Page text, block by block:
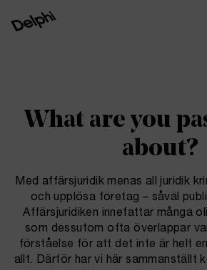
What are you
about?
Med affärsjuridik menas all juridik
och upplösa företag – såväl
Affärsjuridiken innefattar många
som dessutom ofta överlappar
förståelse för att det inte är helt
allt. Därför har vi här sammanställt